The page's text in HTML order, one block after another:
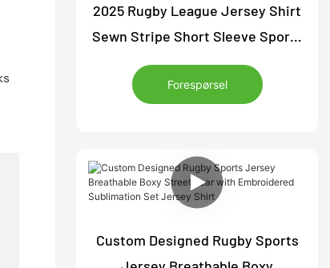
2025 Rugby League Jersey Shirt
Sewn Stripe Short Sleeve Sports
for Polo Style Breathable Casual
Wear
Forespørsel
Custom Designed Rugby Sports